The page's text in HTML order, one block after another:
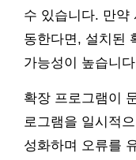
수 있습니다. 만약
동한다면, 설치된
가능성이 높습니
확장 프로그램이
로그램을 일시적
성화하며 오류를